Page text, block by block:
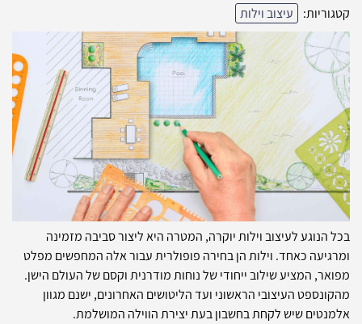
קטגוריות: עיצוב וילות
בכל הנוגע לעיצוב וילות יוקרה, המטרה היא ליצור סביבה מזמינה
ומרגיעה כאחד. וילות הן בחירה פופולרית עבור אלה המחפשים מפלט
מפואר, המציע שילוב ייחודי של נוחות מודרנית וקסם של העולם הישן.
מהקונספט העיצובי הראשוני ועד הליטושים האחרונים, ישנם מגוון
אלמנטים שיש לקחת בחשבון בעת יצירת הווילה המושלמת.